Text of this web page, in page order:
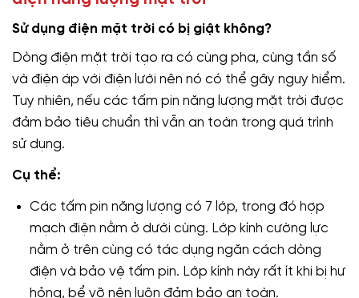
Sử dụng điện mặt trời có bị giật không?
Dòng điện mặt trời tạo ra có cùng pha, cùng tần số
và điện áp với điện lưới nên nó có thể gây nguy hiểm.
Tuy nhiên, nếu các tấm pin năng lượng mặt trời được
đảm bảo tiêu chuẩn thì vẫn an toàn trong quá trình
sử dụng.
Cụ thể:
Các tấm pin năng lượng có 7 lớp, trong đó hợp
mạch điện nằm ở dưới cùng. Lớp kính cường lực
nằm ở trên cùng có tác dụng ngăn cách dòng
điện và bảo vệ tấm pin. Lớp kính này rất ít khi bị hư
hỏng, bể vỡ nên luôn đảm bảo an toàn.